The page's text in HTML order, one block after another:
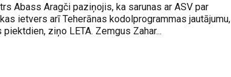
Abass Aragči paziņojis, ka sarunas ar ASV par
ietvers arī Teherānas kodolprogrammas jautājumu,
ziņo LETA. Zemgus Zahar...